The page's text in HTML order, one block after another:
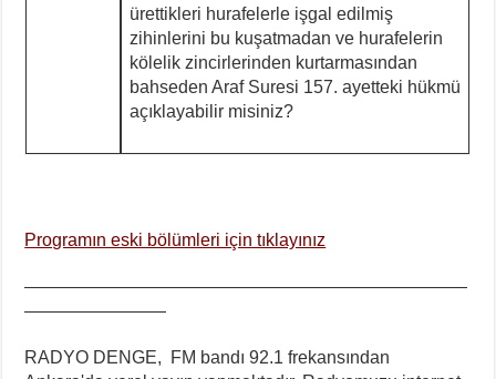
ürettikleri hurafelerle işgal edilmiş
zihinlerini bu kuşatmadan ve hurafelerin
kölelik zincirlerinden kurtarmasından
bahseden Araf Suresi 157. ayetteki hükmü
açıklayabilir misiniz?
Programın eski bölümleri için tıklayınız
—————————————————————————
————————
RADYO DENGE, FM bandı 92.1 frekansından